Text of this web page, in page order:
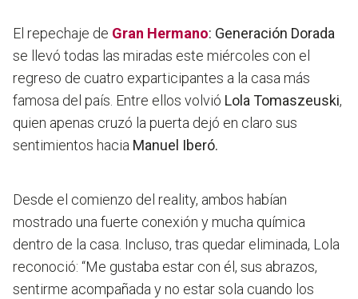
El repechaje de Gran Hermano: Generación Dorada
se llevó todas las miradas este miércoles con el
regreso de cuatro exparticipantes a la casa más
famosa del país. Entre ellos volvió Lola Tomaszeuski,
quien apenas cruzó la puerta dejó en claro sus
sentimientos hacia Manuel Iberó.
Desde el comienzo del reality, ambos habían
mostrado una fuerte conexión y mucha química
dentro de la casa. Incluso, tras quedar eliminada, Lola
reconoció: “Me gustaba estar con él, sus abrazos,
sentirme acompañada y no estar sola cuando los